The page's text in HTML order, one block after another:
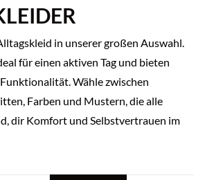
in unserer großen Auswahl.
für einen aktiven Tag und bieten
Wähle zwischen
Farben und Mustern, die alle
dir Komfort und Selbstvertrauen im